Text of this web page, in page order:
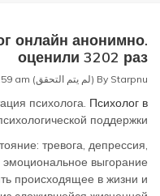
онлайн анонимно.
оценили 3202 раз
By Starpnu (لم يتم التحقق)
психолога. Психолог в
поддержки.
тревога, депрессия,
эмоциональное выгорание.
происходящее в жизни и